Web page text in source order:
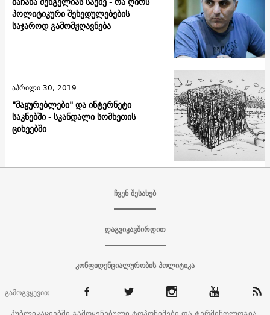
პოლიტიკური შეხედულებების
საჯაროდ გამომჟღავნება
"მაყურებლები" და ინტერნეტი
საკნებში - სკანდალი სომხეთის
ციხეებში
აპრილი 30, 2019
ჩვენ შესახებ
დაგვიკავშირდით
კონფიდენციალურობის პოლიტიკა
გამოგვყევით: